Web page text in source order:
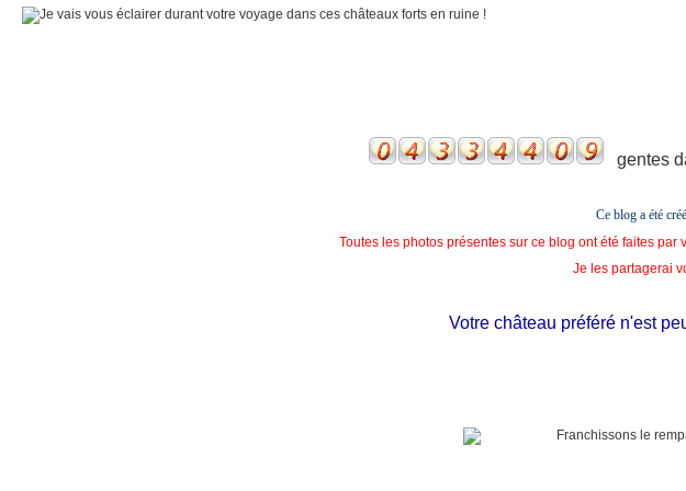
gentes
Ce blog a été
Toutes les photos présentes sur ce blog ont été faites par
Je les partagerai
Votre château préféré n'est